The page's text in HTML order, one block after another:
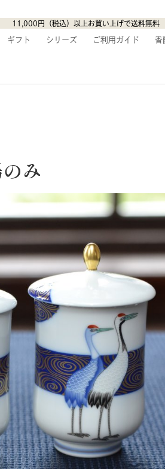
11,000円（税込）以上お買い上げで送料無料
ギフト シリーズ ご利用ガイド 香
み